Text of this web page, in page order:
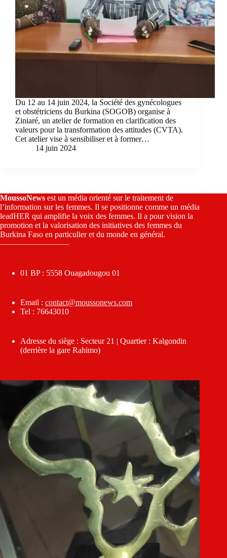
Du 12 au 14 juin 2024, la Société des gynécologues
et obstétriciens du Burkina (SOGOB) organise à
Ziniaré, un atelier de formation en clarification des
valeurs pour la transformation des attitudes (CVTA).
Cet atelier vise à sensibiliser et à former…
14 juin 2024
MoussoNews est un média orienté sur le traitement de
l’information sur les femmes. Il se positionne comme un média
leadHER qui amplifie la voix des femmes. Il a pour vision la
promotion et la valorisation des initiatives des femmes du
Burkina Faso en particulier et du monde en général.
————————–
01 BP : 5558 Ouagadougou 01
Email : contact@moussonews.com
Tel : 76643010
Adresse du siège : Secteur 21 | Quartier : Kalgondin
(derrière la gare Rahimo)